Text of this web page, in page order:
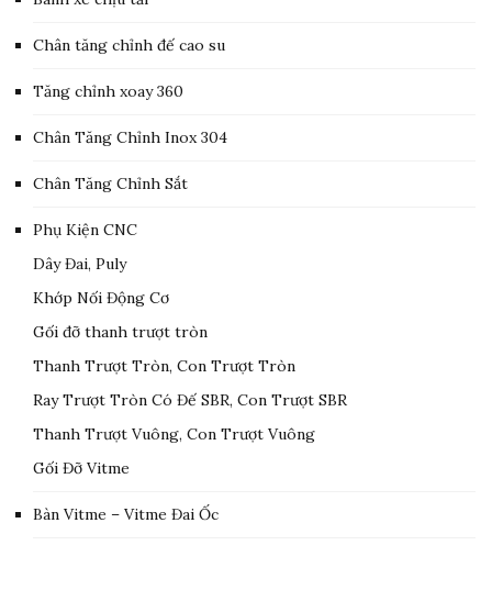
Chân tăng chỉnh đế cao su
Tăng chỉnh xoay 360
Chân Tăng Chỉnh Inox 304
Chân Tăng Chỉnh Sắt
Phụ Kiện CNC
Dây Đai, Puly
Khớp Nối Động Cơ
Gối đỡ thanh trượt tròn
Thanh Trượt Tròn, Con Trượt Tròn
Ray Trượt Tròn Có Đế SBR, Con Trượt SBR
Thanh Trượt Vuông, Con Trượt Vuông
Gối Đỡ Vitme
Bàn Vitme – Vitme Đai Ốc